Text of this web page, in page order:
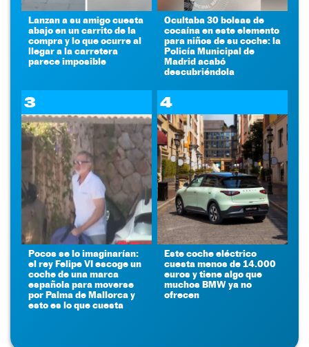
Lanzan a su amigo cuesta
abajo en un carrito de la
compra y lo que ocurre al
llegar a la carretera
parece imposible
Ocultaba 30 bolsas de
cocaína en este elemento
para niños de su coche: la
Policía Municipal de
Madrid acabó
descubriéndola
3
Pocos se lo imaginarían:
el rey Felipe VI escoge un
coche de una marca
española para moverse
por Palma de Mallorca y
esto es lo que cuesta
4
Este coche eléctrico
cuesta menos de 14.000
euros y tiene algo que
muchos BMW ya no
ofrecen